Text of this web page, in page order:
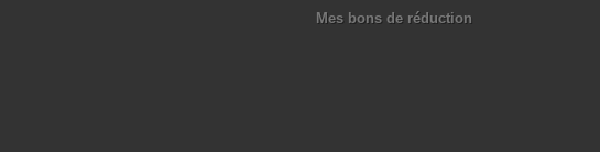
Mes bons de réduction